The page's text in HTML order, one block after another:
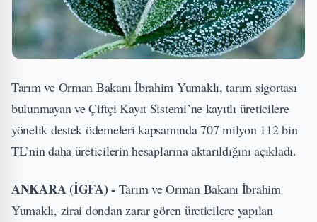
Tarım ve Orman Bakanı İbrahim Yumaklı, tarım sigortası
bulunmayan ve Çiftçi Kayıt Sistemi’ne kayıtlı üreticilere
yönelik destek ödemeleri kapsamında 707 milyon 112 bin
TL’nin daha üreticilerin hesaplarına aktarıldığını açıkladı.
ANKARA (İGFA) - Tarım ve Orman Bakanı İbrahim
Yumaklı, zirai dondan zarar gören üreticilere yapılan